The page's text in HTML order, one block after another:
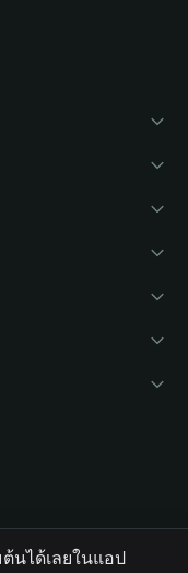
นได้เลยในแอป